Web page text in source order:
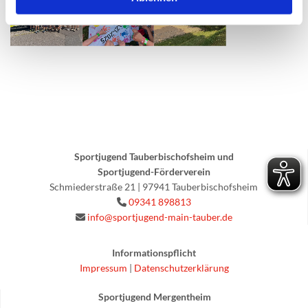
Sportjugend Tauberbischofsheim und
Sportjugend-Förderverein
Schmiederstraße 21 | 97941 Tauberbischofsheim
 09341 898813
 info@sportjugend-main-tauber.de
Informationspflicht
Impressum | Datenschutzerklärung
Sportjugend Mergentheim